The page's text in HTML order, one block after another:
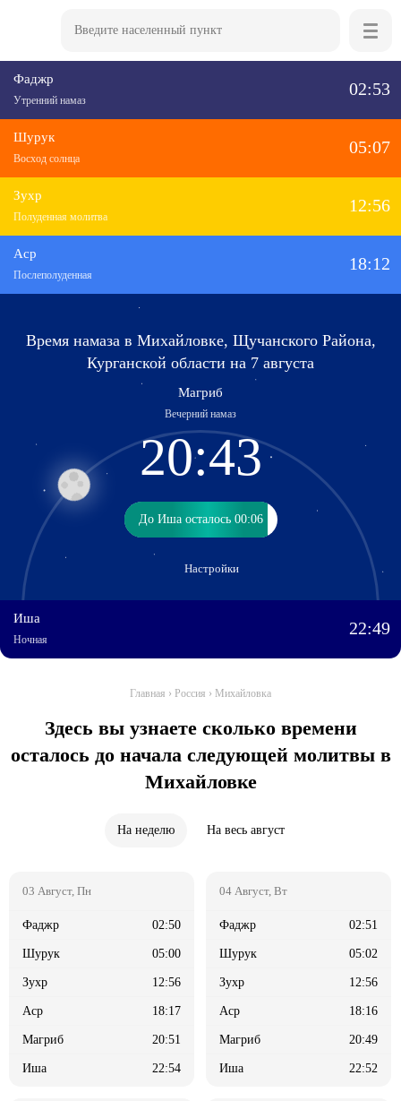
Фаджр
Утренний намаз
02:53
Шурук
Восход солнца
05:07
Зухр
Полуденная молитва
12:56
Аср
Послеполуденная
18:12
Настройки
Время намаза в Михайловке, Щучанского Района,
Курганской области на 7 августа
Магриб
Вечерний намаз
20:43
До Иша осталось 00:06
До Иша осталось 00:06
Иша
Ночная
22:49
Главная › Россия › Михайловка
Здесь вы узнаете сколько времени
осталось до начала следующей молитвы в
Михайловке
На неделю На весь август
02:50
05:00
12:56
18:17
20:51
22:54
02:51
05:02
12:56
18:16
20:49
22:52